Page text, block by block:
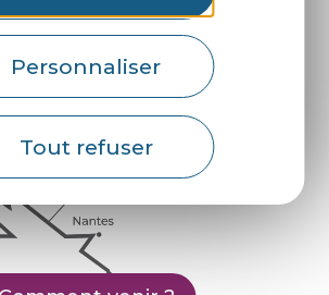
Personnaliser
Tout refuser